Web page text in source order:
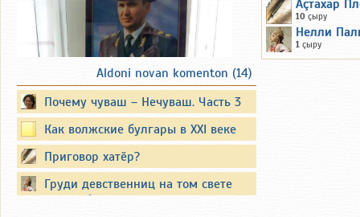
Аçтахар
10 çыру
Нелли
1 çыру
Вместо предисловия
Существуют официальные
опубликованные биографии
известных политиков. Они также
Aldoni novan komenton (14)
Почему чуваш – Нечуваш. Часть 3
Как волжские булгары в XXI веке
татарами стали
Приговор хатӗр?
Груди девственниц на том свете
кусать будут змеи злые...